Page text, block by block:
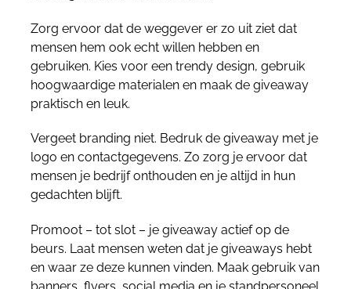
Zorg ervoor dat de weggever er zo uit ziet dat
mensen hem ook echt willen hebben en
gebruiken. Kies voor een trendy design, gebruik
hoogwaardige materialen en maak de giveaway
praktisch en leuk.
Vergeet branding niet. Bedruk de giveaway met je
logo en contactgegevens. Zo zorg je ervoor dat
mensen je bedrijf onthouden en je altijd in hun
gedachten blijft.
Promoot – tot slot – je giveaway actief op de
beurs. Laat mensen weten dat je giveaways hebt
en waar ze deze kunnen vinden. Maak gebruik van